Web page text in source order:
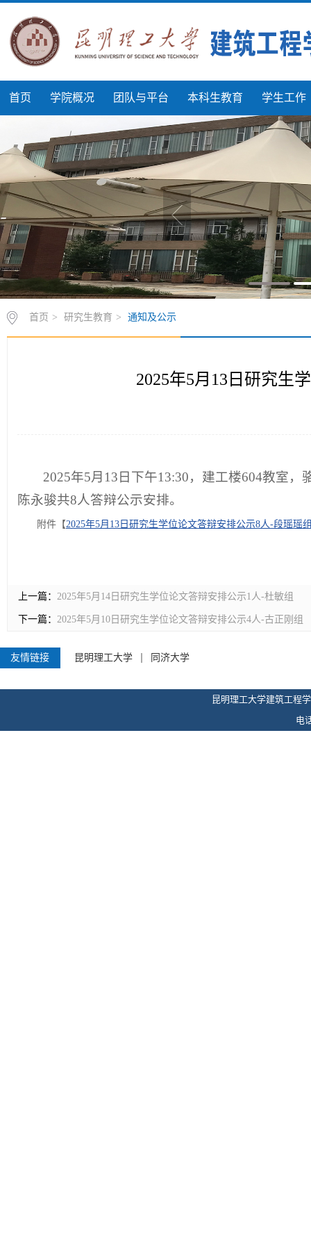
首页 学院概况 团队与平台 本科生教育 学生工作
首页 > 研究生教育 > 通知及公示
2025年5月13日研究生
2025年5月13日下午13:30，建工楼604教室
陈永骏共8人答辩公示安排。
附件【2025年5月13日研究生学位论文答辩安排公示8人-段瑶瑶
上一篇： 2025年5月14日研究生学位论文答辩安排公示1人-杜敏组
下一篇： 2025年5月10日研究生学位论文答辩安排公示4人-古正刚组
友情链接 昆明理工大学 同济大学
昆明理工大学建筑工程
电